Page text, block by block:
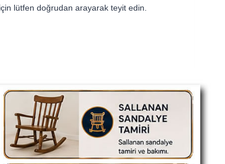
lütfen doğrudan arayarak teyit edin.